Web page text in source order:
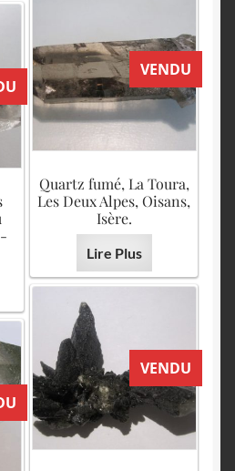
VENDU
Quartz fumé, La Toura,
Les Deux Alpes, Oisans,
Isère.
Lire Plus
VENDU